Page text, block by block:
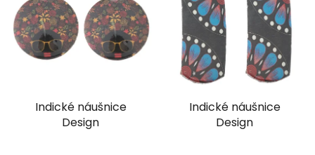
Indické náušnice
Design
Indické náušnice
Design